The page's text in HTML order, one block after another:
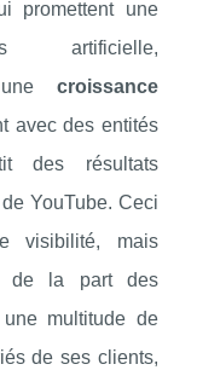
promettent une
artificielle,
une croissance
avec des entités
des résultats
YouTube. Ceci
visibilité, mais
de la part des
multitude de
de ses clients,